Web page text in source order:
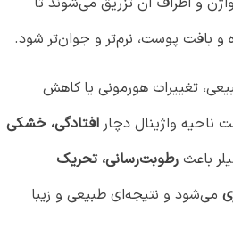
پوست، نرم‌تر و جوان‌تر شود.
تغییرات هورمونی یا کاهش
واژینال دچارافتادگی، خشکی
باعثرطوبت‌رسانی، تحریک
و نتیجه‌ای طبیعی و زیبا